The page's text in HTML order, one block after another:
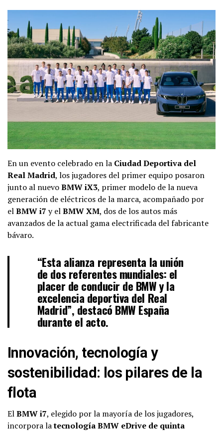
En un evento celebrado en la Ciudad Deportiva del
Real Madrid, los jugadores del primer equipo posaron
junto al nuevoBMW iX3, primer modelo de la nueva
generación de eléctricos de la marca, acompañado por
elBMW i7 y elBMW XM, dos de los autos más
avanzados de la actual gama electrificada del fabricante
bávaro.
“Esta alianza representa la unión
de dos referentes mundiales: el
placer de conducir de BMW y la
excelencia deportiva del Real
Madrid”, destacó BMW España
durante el acto.
Innovación, tecnología y
sostenibilidad: los pilares de la
flota
ElBMW i7, elegido por la mayoría de los jugadores,
incorpora latecnología BMW eDrive de quinta